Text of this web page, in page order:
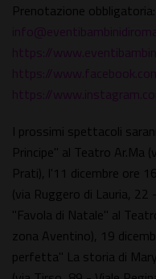
Prenotazione obbligatoria:
https://
https://
https://
I prossimi spettacoli
Principe" al Teatro Ar.Ma
Prati), l'11 dicembre ore
(via Ruggero di Lauria,
"Favola di Natale" al
zona Aventino), 19
perfetta" La storia di